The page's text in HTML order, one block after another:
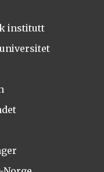
institutt